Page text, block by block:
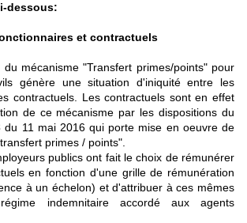
dessous:
et contractuels
mécanisme "Transfert primes/points" pour
génère une situation d'iniquité entre les
contractuels. Les contractuels sont en effet
de ce mécanisme par les dispositions du
du 11 mai 2016 qui porte mise en oeuvre de
primes / points".
publics ont fait le choix de rémunérer
en fonction d'une grille de rémunération
à un échelon) et d'attribuer à ces mêmes
indemnitaire accordé aux agents